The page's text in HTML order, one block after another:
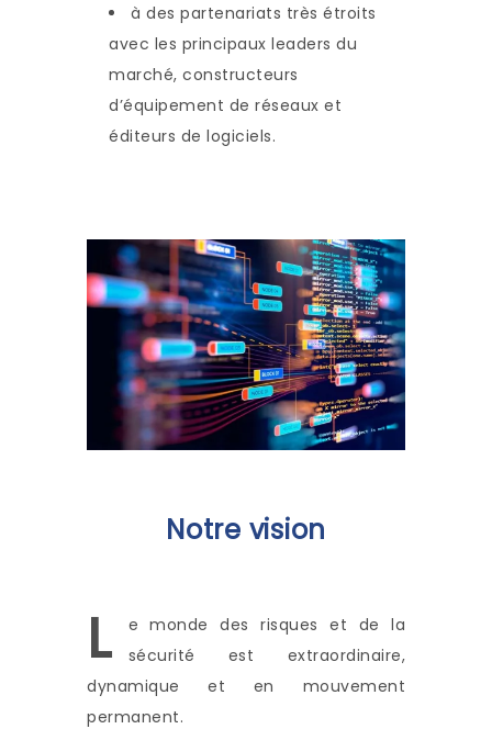
à des partenariats très étroits
avec les principaux leaders du
marché, constructeurs
d’équipement de réseaux et
éditeurs de logiciels.
Notre vision
L
e monde des risques et de la
sécurité est extraordinaire,
dynamique et en mouvement
permanent.